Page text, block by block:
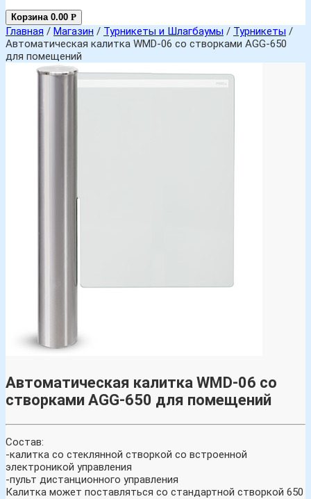
Корзина 0.00 Р
Главная / Магазин / Турникеты и Шлагбаумы / Турникеты /
Автоматическая калитка WMD-06 со створками AGG-650
для помещений
Автоматическая калитка WMD-06 со
створками AGG-650 для помещений
Состав:
-калитка со стеклянной створкой со встроенной
электроникой управления
-пульт дистанционного управления
Калитка может поставляться со стандартной створкой 650